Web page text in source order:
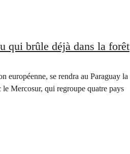
qui brûle déjà dans la forêt
européenne, se rendra au Paraguay la
Mercosur, qui regroupe quatre pays